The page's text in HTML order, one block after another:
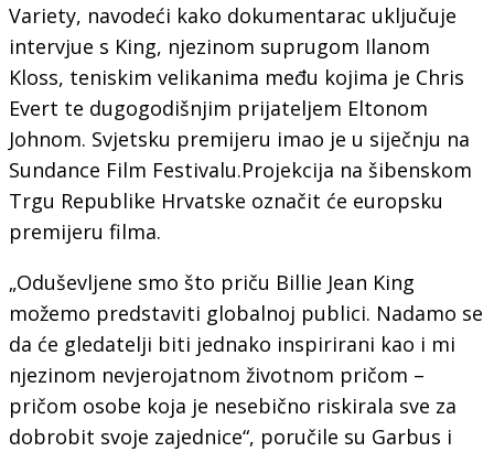
Variety, navodeći kako dokumentarac uključuje
intervjue s King, njezinom suprugom Ilanom
Kloss, teniskim velikanima među kojima je Chris
Evert te dugogodišnjim prijateljem Eltonom
Johnom. Svjetsku premijeru imao je u siječnju na
Sundance Film Festivalu.Projekcija na šibenskom
Trgu Republike Hrvatske označit će europsku
premijeru filma.
„Oduševljene smo što priču Billie Jean King
možemo predstaviti globalnoj publici. Nadamo se
da će gledatelji biti jednako inspirirani kao i mi
njezinom nevjerojatnom životnom pričom –
pričom osobe koja je nesebično riskirala sve za
dobrobit svoje zajednice“, poručile su Garbus i